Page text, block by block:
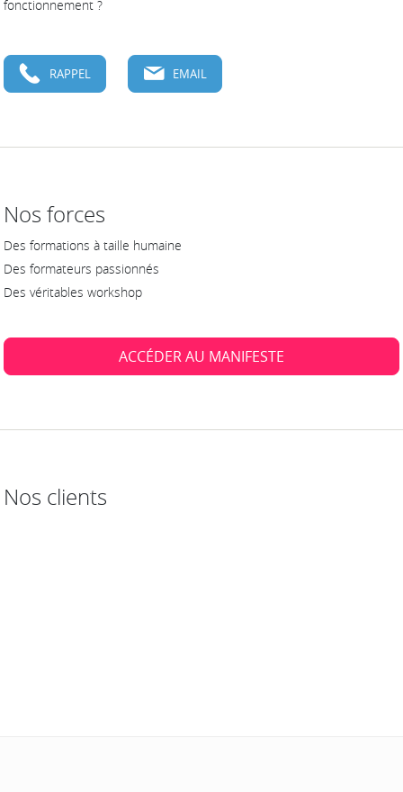
fonctionnement ?
RAPPEL EMAIL
Nos forces
Des formations à taille humaine
Des formateurs passionnés
Des véritables workshop
ACCÉDER AU MANIFESTE
Nos clients